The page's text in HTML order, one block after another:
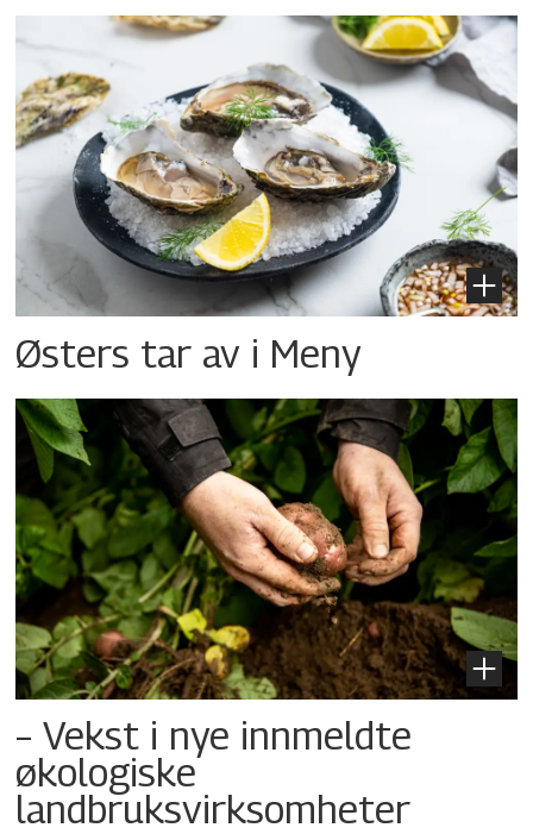
Østers tar av i Meny
– Vekst i nye innmeldte
økologiske
landbruksvirksomheter